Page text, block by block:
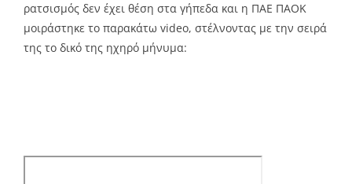
ρατσισμός δεν έχει θέση στα γήπεδα και η ΠΑΕ ΠΑΟΚ
μοιράστηκε το παρακάτω video, στέλνοντας με την σειρά
της το δικό της ηχηρό μήνυμα: